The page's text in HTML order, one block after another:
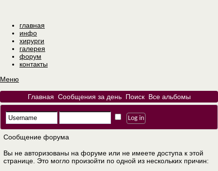
главная
инфо
хирурги
галерея
форум
контакты
Меню
Главная Сообщения за день Поиск Все альбомы
Сообщение форума
Вы не авторизованы на форуме или не имеете доступа к этой
странице. Это могло произойти по одной из нескольких причин: